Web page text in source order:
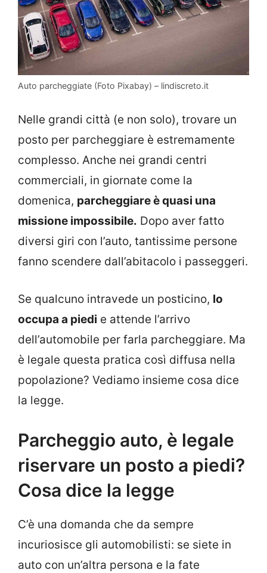
Auto parcheggiate (Foto Pixabay) – lindiscreto.it
Nelle grandi città (e non solo), trovare un
posto per parcheggiare è estremamente
complesso. Anche nei grandi centri
commerciali, in giornate come la
domenica, parcheggiare è quasi una
missione impossibile. Dopo aver fatto
diversi giri con l’auto, tantissime persone
fanno scendere dall’abitacolo i passeggeri.
Se qualcuno intravede un posticino, lo
occupa a piedi e attende l’arrivo
dell’automobile per farla parcheggiare. Ma
è legale questa pratica così diffusa nella
popolazione? Vediamo insieme cosa dice
la legge.
Parcheggio auto, è legale
riservare un posto a piedi?
Cosa dice la legge
C’è una domanda che da sempre
incuriosisce gli automobilisti: se siete in
auto con un’altra persona e la fate